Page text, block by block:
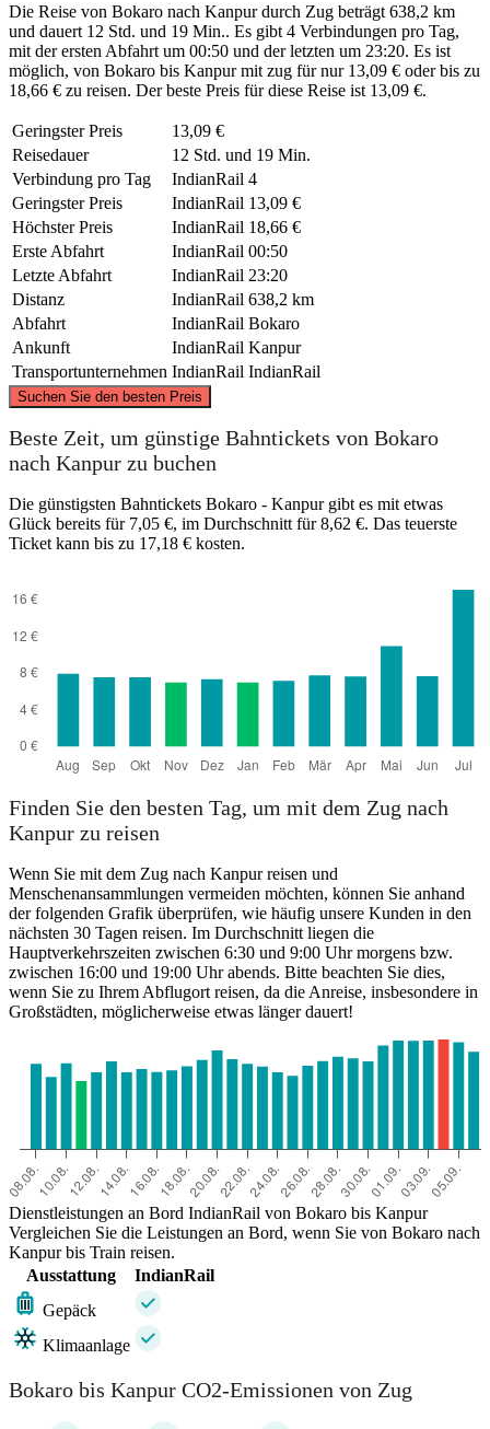
Die Reise von Bokaro nach Kanpur durch Zug beträgt 638,2 km
und dauert 12 Std. und 19 Min.. Es gibt 4 Verbindungen pro Tag,
mit der ersten Abfahrt um 00:50 und der letzten um 23:20. Es ist
möglich, von Bokaro bis Kanpur mit zug für nur 13,09 € oder bis zu
18,66 € zu reisen. Der beste Preis für diese Reise ist 13,09 €.
Geringster Preis
13,09 €
Reisedauer
12 Std. und 19 Min.
Verbindung pro Tag
IndianRail 4
Geringster Preis
IndianRail 13,09 €
Höchster Preis
IndianRail 18,66 €
Erste Abfahrt
IndianRail 00:50
Letzte Abfahrt
IndianRail 23:20
Distanz
IndianRail 638,2 km
Abfahrt
IndianRail Bokaro
Ankunft
IndianRail Kanpur
Transportunternehmen IndianRail IndianRail
Suchen Sie den besten Preis
Kanpur
©CARTO, ©OpenStreetMap
Beste Zeit, um günstige Bahntickets von Bokaro
nach Kanpur zu buchen
Die günstigsten Bahntickets Bokaro - Kanpur gibt es mit etwas
Glück bereits für 7,05 €, im Durchschnitt für 8,62 €. Das teuerste
Ticket kann bis zu 17,18 € kosten.
Finden Sie den besten Tag, um mit dem Zug nach
Kanpur zu reisen
Wenn Sie mit dem Zug nach Kanpur reisen und
Menschenansammlungen vermeiden möchten, können Sie anhand
der folgenden Grafik überprüfen, wie häufig unsere Kunden in den
nächsten 30 Tagen reisen. Im Durchschnitt liegen die
Hauptverkehrszeiten zwischen 6:30 und 9:00 Uhr morgens bzw.
zwischen 16:00 und 19:00 Uhr abends. Bitte beachten Sie dies,
wenn Sie zu Ihrem Abflugort reisen, da die Anreise, insbesondere in
Großstädten, möglicherweise etwas länger dauert!
Dienstleistungen an Bord IndianRail von Bokaro bis Kanpur
Vergleichen Sie die Leistungen an Bord, wenn Sie von Bokaro nach
Kanpur bis Train reisen.
Ausstattung
IndianRail
Gepäck
Klimaanlage
Bokaro bis Kanpur CO2-Emissionen von Zug